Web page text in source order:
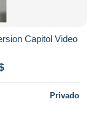
Capitol Video
Privado